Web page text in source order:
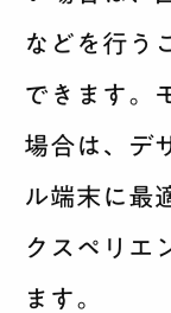
などを行う
できます。
場合は、デ
ル端末に最
クスペリエ
ます。